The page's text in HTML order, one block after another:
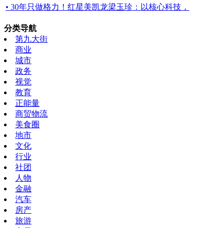
• 30年只做格力！红星美凯龙梁玉珍：以核心科技，
分类导航
第九大街
商业
城市
政务
视觉
教育
正能量
商贸物流
美食圈
地市
文化
行业
社团
人物
金融
汽车
房产
旅游